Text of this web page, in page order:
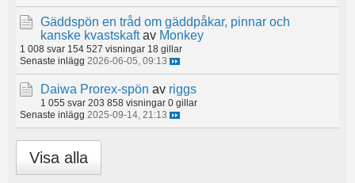
Gäddspön en tråd om gäddpåkar, pinnar och
kanske kvastskaft av Monkey
1 008 svar 154 527 visningar 18 gillar
Senaste inlägg 2026-06-05, 09:13
Daiwa Prorex-spön av riggs
1 055 svar 203 858 visningar 0 gillar
Senaste inlägg 2025-09-14, 21:13
Visa alla